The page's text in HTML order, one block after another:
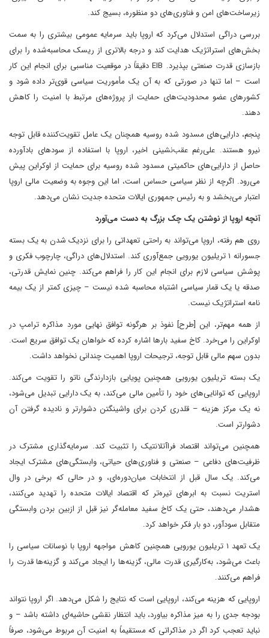
زیرساخت‌های امن و فناوری‌های دو منظوره، بسیج کند.
بررسی دراگی استدلال می‌کرد که اروپا باید سرمایه عمومی بیشتری را به سمت
بخش‌های استراتژیک هدایت کند و درجه بالاتری از ریسک محاسبه‌شده را برای
بازسازی قدرت صنعتی بپذیرد. EIB دقیقاً در موقعیت مناسبی برای انجام این کار
است – اما تنها در صورتی که به آن یک مأموریت سیاسی قوی‌تر داده شود و
کشورهای عضو محدودیت‌های حمایت از پروژه‌های مرتبط با امنیت را کاهش
دهند.
پنجم، دارایی‌های مسدود شده روسیه همچنان یک عامل تقویت‌کننده قابل توجه
نیرو هستند. علی‌رغم عقب‌نشینی اخیر، اروپا با استفاده از سودهای بادآورده
حاصل از دارایی‌های حاکمیتی مسدود شده روسیه برای حمایت از اوکراین پیش
می‌رود. اگرچه از نظر سیاسی حساس است، اما این وجوه به وضعیت مالی اروپا
اعتبار می‌بخشد و به رئیس جمهوری ایالات متحده جدیت نشان می‌دهد.
آنچه اروپا از نوشتن یک چک بزرگ به دست می‌آورد
روی هم رفته، اروپا می‌تواند به راحتی تعهداتی را برای نزدیک شدن به یک بسته
جسورانه ۱ تریلیون یورویی جمع‌آوری کند. استدلال‌های دراگی، چارچوب فکری و
پوشش سیاسی لازم برای انجام این کار را فراهم می‌کند. چنین نمایش قدرتی،
صدقه یا یک قمار سیاسی اشتباه محاسبه شده نیست – چیزی کمتر از یک بیمه
نامه استراتژیک نیست.
از همه مهم‌تر، این [طرح] نفوذ بر هرگونه توافق نهایی مورد مذاکره ترامپ در
اوکراین را می‌خرد. کاخ سفید بارها اشاره کرده که خواهان یک توافق سریع است.
بدون سهم مالی قابل توجه، ترجیحات اروپا اهمیت چندانی نخواهد داشت.
یک بسته تریلیون یورویی همچنین پویایی بازدارندگی ناتو را تقویت می‌کند.
اروپایی که توانایی‌های خود را تأمین مالی می‌کند، به یک دارایی تبدیل می‌شود،
نه یک مرکز هزینه – قلدری کردن برای واشینگتن دشوارتر و نادیده گرفتن آن
دشوارتر است.
همچنین می‌تواند اقتصاد فراآتلانتیک را تثبیت کند. سرمایه‌گذاری مشترک در
ظرفیت‌های دفاعی – صنعتی و فناوری‌های حیاتی، وابستگی‌های مشترک ایجاد
می‌کند. یک سال قبل از انتخابات میان‌دوره‌ای، و در حالی که برخی در وال
استریت نسبت به ابرهای تیره‌تر که اقتصاد ایالات متحده را تهدید می‌کنند،
هشدار می‌دهند، حتی یک کاخ سفید معامله‌گر نیز قبل از ازبین بردن وابستگی
متقابل سودآور، دو بار فکر خواهد کرد.
یک تعهد ۱ تریلیون یورویی همچنین کاهش مواجهه اروپا با نوسانات سیاسی را
باعث می‌شود، به‌کارگیری قدرت مالی، گزینه‌ها را ایجاد می‌کند و گزینه‌ها قدرت را
فراهم می‌کنند.
اروپایی که هزینه می‌کند، اروپایی است که نتایج را شکل می‌دهد. اگر اروپا نتواند
بودجه جدی را به میز مذاکره بیاورد، باید انتظار نقشی حاشیه‌ای داشته باشد – و
نباید تعجب کرد اگر در مذاکراتی که مستقیماً به امنیت آن مربوط می‌شود، صرفاً